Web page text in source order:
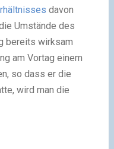
davon
Umstände des
bereits wirksam
am Vortag einem
so dass er die
wird man die